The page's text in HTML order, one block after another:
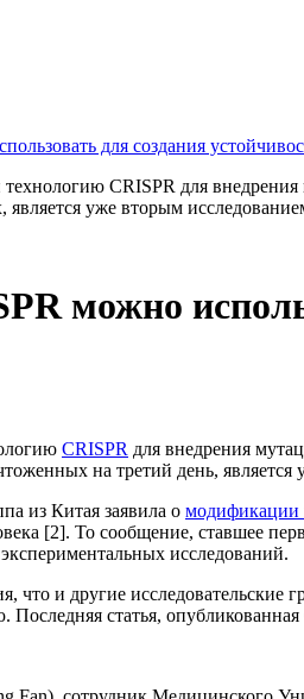
для создания
CRISPR для
уже вторым
можно
CRISPR для внедрения
на третий день,
из Китая заявила о модификации
[2]. То сообщение, ставшее
исследований.
что и другие
статья, опубликованная